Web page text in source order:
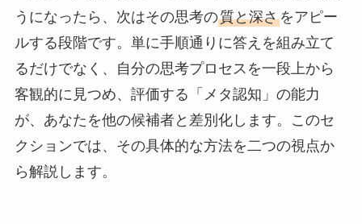
うになったら、次はその思考の質と深さをアピー
ルする段階です。単に手順通りに答えを組み立て
るだけでなく、自分の思考プロセスを一段上から
客観的に見つめ、評価する「メタ認知」の能力
が、あなたを他の候補者と差別化します。このセ
クションでは、その具体的な方法を二つの視点か
ら解説します。